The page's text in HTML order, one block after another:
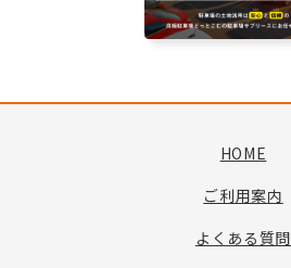
HOME
ご利用案内
よくある質問